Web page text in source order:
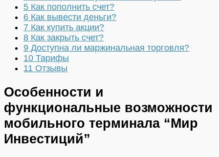
5 Как пополнить счет?
6 Как вывести деньги?
7 Как купить акции?
8 Как закрыть счет?
9 Доступна ли маржинальная торговля?
10 Тарифы
11 Отзывы
Особенности и
функциональные возможности
мобильного терминала “Мир
Инвестиций”